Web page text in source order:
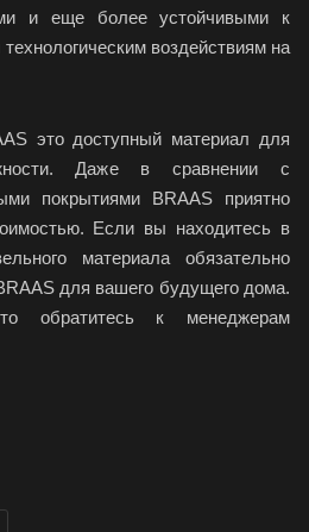
и еще более устойчивыми к
воздействиям на
это доступный материал для
Даже в сравнении с
покрытиями BRAAS приятно
Если вы находитесь в
материала обязательно
для вашего будущего дома.
обратитесь к менеджерам